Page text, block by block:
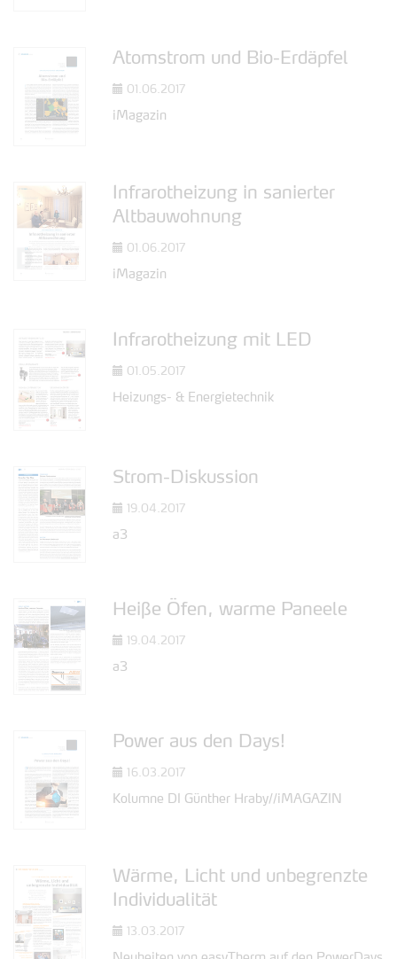
Atomstrom und Bio-Erdäpfel
01.06.2017
iMagazin
Infrarotheizung in sanierter
Altbauwohnung
01.06.2017
iMagazin
Infrarotheizung mit LED
01.05.2017
Heizungs- & Energietechnik
Strom-Diskussion
19.04.2017
a3
Heiße Öfen, warme Paneele
19.04.2017
a3
Power aus den Days!
16.03.2017
Kolumne DI Günther Hraby//iMAGAZIN
Wärme, Licht und unbegrenzte
Individualität
13.03.2017